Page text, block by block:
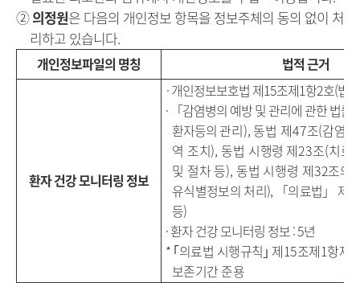
②의정원은 다음의 개인정보 항목을 정보주체의 동의 없이 처
리하고 있습니다.
개인정보파일의 명칭 법적 근거
환자 건강 모니터링 정보
· 개인정보보호법 제15조제1항2호(법
· 「감염병의 예방 및 관리에 관한 법률
환자등의 관리), 동법 제47조(감염
역 조치), 동법 시행령 제23조(치료
및 절차 등), 동법 시행령 제32조의
유식별정보의 처리), 「의료법 」 제
등)
·환자 건강 모니터링 정보: 5년
* ｢의료법 시행규칙 ｣ 제15조제1항제
보존기간 준용